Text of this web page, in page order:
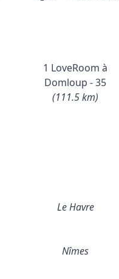
1 LoveRoom à
Domloup - 35
(111.5 km)
Le Havre
Nîmes